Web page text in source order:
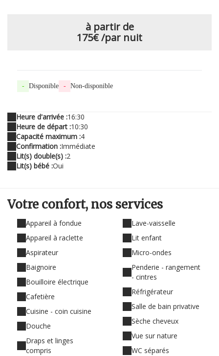
à partir de
175€/par nuit
- Disponible - Non-disponible
Heure d'arrivée :16:30
Heure de départ :10:30
Capacité maximum :4
Confirmation :Immédiate
Lit(s) double(s) :2
Lit(s) bébé :Oui
Votre confort, nos services
Appareil à fondue
Appareil à raclette
Aspirateur
Baignoire
Bouilloire électrique
Cafetière
Cuisine - coin cuisine
Douche
Draps et linges
compris
Lave-vaisselle
Lit enfant
Micro-ondes
Penderie - rangement
- cintres
Réfrigérateur
Salle de bain privative
Sèche cheveux
Vue sur nature
WC séparés